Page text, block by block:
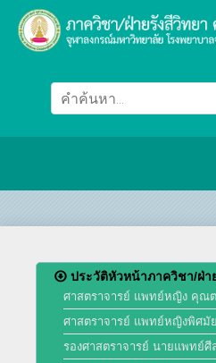
ภาควิชา/ฝ่าย
คณะกรร
ประวัติหัวหน้าภาควิชา/ฝ่า
ศาสตราจารย์ แพทย์หญิง คุณ
ศาสตราจารย์ แพทย์หญิงพิศมั
รองศาสตราจารย์ นายแพทย์ศี